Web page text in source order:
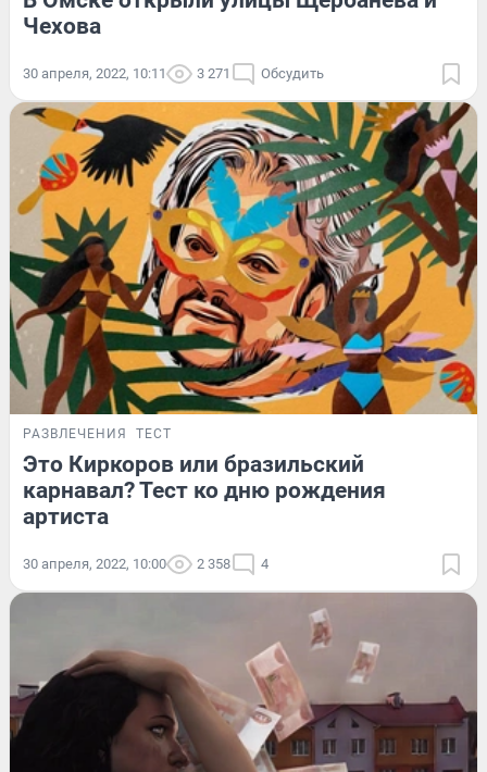
Чехова
30 апреля, 2022, 10:11 3 271 Обсудить
РАЗВЛЕЧЕНИЯ ТЕСТ
Это Киркоров или бразильский
карнавал? Тест ко дню рождения
артиста
30 апреля, 2022, 10:00 2 358 4